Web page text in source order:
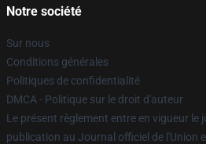
Notre société
Sur nous
Conditions générales
Politiques de confidentialité
DMCA - Politique sur le droit d'auteur
Le présent règlement entre en vigueur le
publication au Journal officiel de l'Union